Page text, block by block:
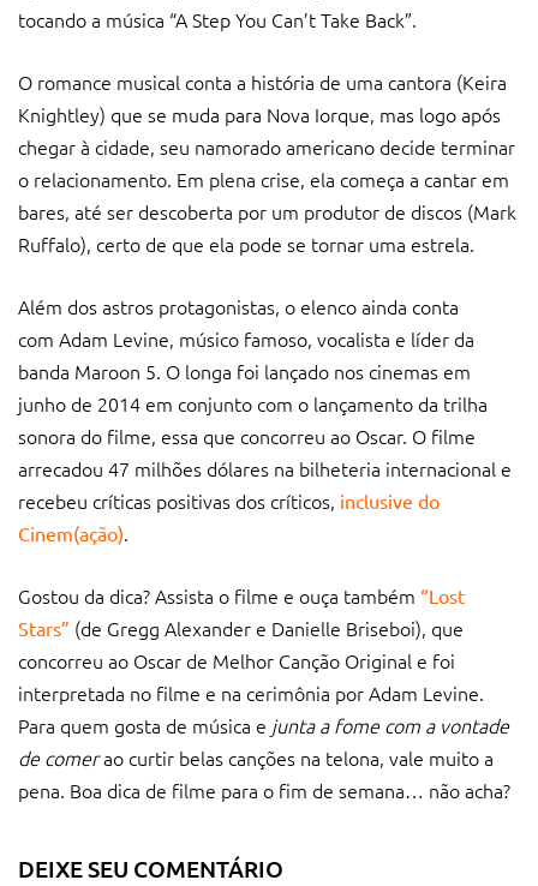
tocando a música “A Step You Can’t Take Back”.
O romance musical conta a história de uma cantora (Keira
Knightley) que se muda para Nova Iorque, mas logo após
chegar à cidade, seu namorado americano decide terminar
o relacionamento. Em plena crise, ela começa a cantar em
bares, até ser descoberta por um produtor de discos (Mark
Ruffalo), certo de que ela pode se tornar uma estrela.
Além dos astros protagonistas, o elenco ainda conta
com Adam Levine, músico famoso, vocalista e líder da
banda Maroon 5. O longa foi lançado nos cinemas em
junho de 2014 em conjunto com o lançamento da trilha
sonora do filme, essa que concorreu ao Oscar. O filme
arrecadou 47 milhões dólares na bilheteria internacional e
recebeu críticas positivas dos críticos, inclusive do
Cinem(ação).
Gostou da dica? Assista o filme e ouça também “Lost
Stars” (de Gregg Alexander e Danielle Briseboi), que
concorreu ao Oscar de Melhor Canção Original e foi
interpretada no filme e na cerimônia por Adam Levine.
Para quem gosta de música e junta a fome com a vontade
de comerao curtir belas canções na telona, vale muito a
pena. Boa dica de filme para o fim de semana… não acha?
DEIXE SEU COMENTÁRIO